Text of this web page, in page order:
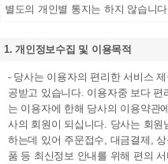
별도의 개인별 통지는 하지 않습니
1. 개인정보수집 및 이용목적
- 당사는 이용자의 편리한 서비스
공받고 있습니다. 이용자중 보다
는 이용자에 한해 당사의 이용약관
사의 회원이 되십니다. 당사는 회
하는데 있어 주문접수, 대금결제,
품 등 최신정보 안내를 위해 편의